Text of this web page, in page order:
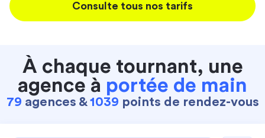
Consulte tous nos tarifs
À chaque tournant, une
agence à portée de main
79 agences &1039 points de rendez-vous